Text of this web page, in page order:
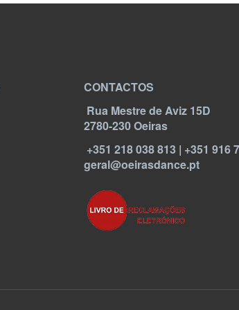
CONTACTOS
Rua Mestre de Aviz 15D
2780-230 Oeiras
+351 218 038 813 | +351 916
geral@oeirasdance.pt